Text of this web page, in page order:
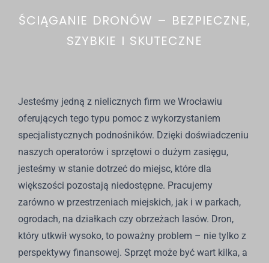
ŚCIĄGANIE DRONÓW – BEZPIECZNE,
SZYBKIE I SKUTECZNE
Jesteśmy jedną z nielicznych firm we Wrocławiu
oferujących tego typu pomoc z wykorzystaniem
specjalistycznych podnośników. Dzięki doświadczeniu
naszych operatorów i sprzętowi o dużym zasięgu,
jesteśmy w stanie dotrzeć do miejsc, które dla
większości pozostają niedostępne. Pracujemy
zarówno w przestrzeniach miejskich, jak i w parkach,
ogrodach, na działkach czy obrzeżach lasów. Dron,
który utkwił wysoko, to poważny problem – nie tylko z
perspektywy finansowej. Sprzęt może być wart kilka, a